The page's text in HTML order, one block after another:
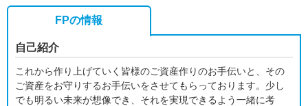
FPの情報
自己紹介
これから作り上げていく皆様のご資産作りのお手伝いと、その
ご資産をお守りするお手伝いをさせてもらっております。少し
でも明るい未来が想像でき、それを実現できるよう一緒に考